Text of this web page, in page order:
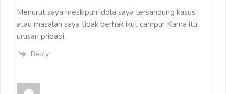
Menurut saya meskipun idola saya tersandung kasus
atau masalah saya tidak berhak ikut campur Karna itu
urusan pribadi.
Reply